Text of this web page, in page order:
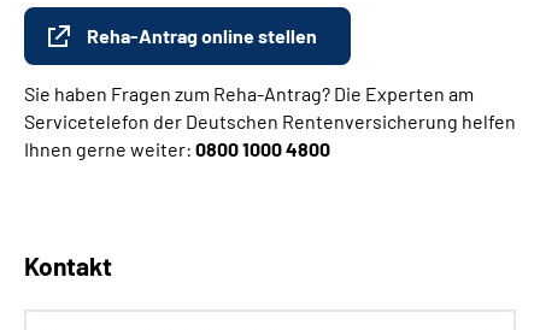
Reha-Antrag online stellen
Sie haben Fragen zum Reha-Antrag? Die Experten am
Servicetelefon der Deutschen Rentenversicherung helfen
Ihnen gerne weiter: 0800 1000 4800
Kontakt